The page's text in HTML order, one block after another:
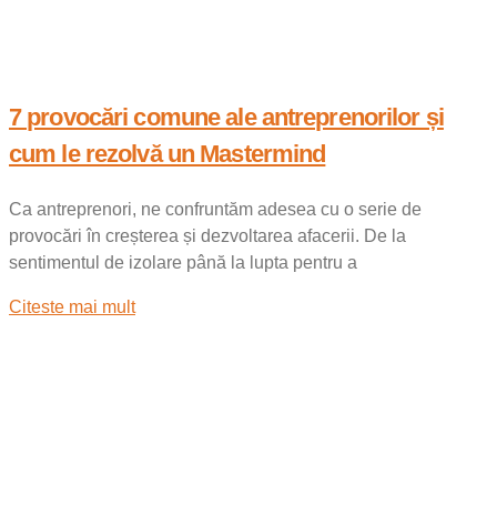
7 provocări comune ale antreprenorilor și
cum le rezolvă un Mastermind
Ca antreprenori, ne confruntăm adesea cu o serie de
provocări în creșterea și dezvoltarea afacerii. De la
sentimentul de izolare până la lupta pentru a
Citeste mai mult